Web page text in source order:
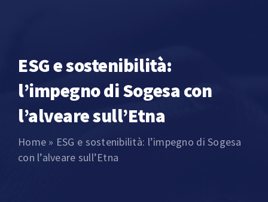
Plus
Humans & job
ESG e sostenibilità:
l’impegno di Sogesa con
l’alveare sull’Etna
Home » ESG e sostenibilità: l’impegno di Sogesa
con l’alveare sull’Etna